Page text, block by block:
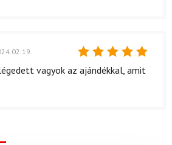
Értékelés:
5
vagyok az ajándékkal, amit